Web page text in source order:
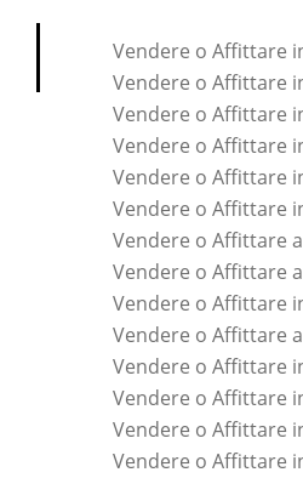
Vendere o Affittare
Vendere o Affittare
Vendere o Affittare
Vendere o Affittare
Vendere o Affittare
Vendere o Affittare
Vendere o Affittare